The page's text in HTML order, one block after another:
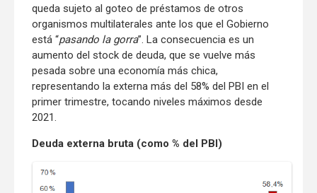
queda sujeto al goteo de préstamos de otros
organismos multilaterales ante los que el Gobierno
está “pasando la gorra”. La consecuencia es un
aumento del stock de deuda, que se vuelve más
pesada sobre una economía más chica,
representando la externa más del 58% del PBI en el
primer trimestre, tocando niveles máximos desde
2021.
Deuda externa bruta (como % del PBI)